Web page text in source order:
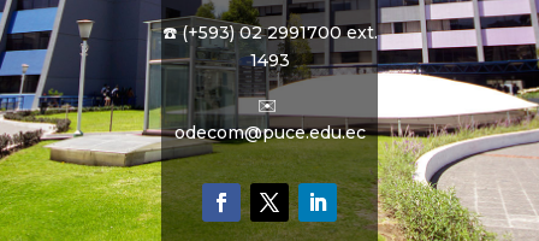
☎️ (+593) 02 2991700 ext.
1493
✉️
odecom@puce.edu.ec